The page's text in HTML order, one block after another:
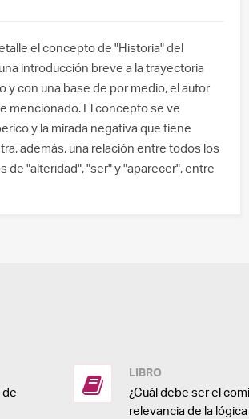
el concepto de "Historia" del
introducción breve a la trayectoria
con una base de por medio, el autor
mencionado. El concepto se ve
y la mirada negativa que tiene
además, una relación entre todos los
"alteridad", "ser" y "aparecer", entre
de
LIBRO
¿Cuál debe ser el
relevancia de la